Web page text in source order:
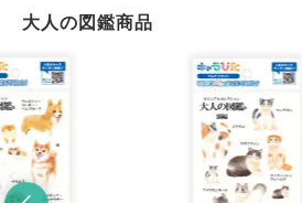
大人の図鑑商品